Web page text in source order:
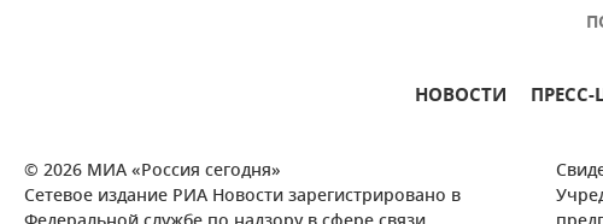
НОВОСТИ ПРЕСС-
© 2026 МИА «Россия сегодня»
Сетевое издание РИА Новости зарегистрировано в